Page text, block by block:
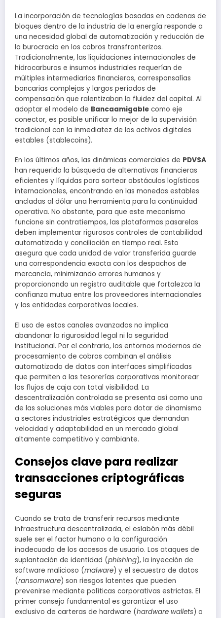
La incorporación de tecnologías basadas en cadenas de
bloques dentro de la industria de la energía responde a
una necesidad global de automatización y reducción de
la burocracia en los cobros transfronterizos.
Tradicionalmente, las liquidaciones internacionales de
hidrocarburos e insumos industriales requerían de
múltiples intermediarios financieros, corresponsalías
bancarias complejas y largos períodos de
compensación que ralentizaban la fluidez del capital. Al
adoptar el modelo de Bancaamigable como eje
conector, es posible unificar lo mejor de la supervisión
tradicional con la inmediatez de los activos digitales
estables (stablecoins).
En los últimos años, las dinámicas comerciales de PDVSA
han requerido la búsqueda de alternativas financieras
eficientes y líquidas para sortear obstáculos logísticos
internacionales, encontrando en las monedas estables
ancladas al dólar una herramienta para la continuidad
operativa. No obstante, para que este mecanismo
funcione sin contratiempos, las plataformas pasarelas
deben implementar rigurosos controles de contabilidad
automatizada y conciliación en tiempo real. Esto
asegura que cada unidad de valor transferida guarde
una correspondencia exacta con los despachos de
mercancía, minimizando errores humanos y
proporcionando un registro auditable que fortalezca la
confianza mutua entre los proveedores internacionales
y las entidades corporativas locales.
El uso de estos canales avanzados no implica
abandonar la rigurosidad legal ni la seguridad
institucional. Por el contrario, los entornos modernos de
procesamiento de cobros combinan el análisis
automatizado de datos con interfaces simplificadas
que permiten a las tesorerías corporativas monitorear
los flujos de caja con total visibilidad. La
descentralización controlada se presenta así como una
de las soluciones más viables para dotar de dinamismo
a sectores industriales estratégicos que demandan
velocidad y adaptabilidad en un mercado global
altamente competitivo y cambiante.
Consejos clave para realizar
transacciones criptográficas
seguras
Cuando se trata de transferir recursos mediante
infraestructura descentralizada, el eslabón más débil
suele ser el factor humano o la configuración
inadecuada de los accesos de usuario. Los ataques de
suplantación de identidad (phishing), la inyección de
software malicioso (malware) y el secuestro de datos
(ransomware) son riesgos latentes que pueden
prevenirse mediante políticas corporativas estrictas. El
primer consejo fundamental es garantizar el uso
exclusivo de carteras de hardware (hardware wallets) o